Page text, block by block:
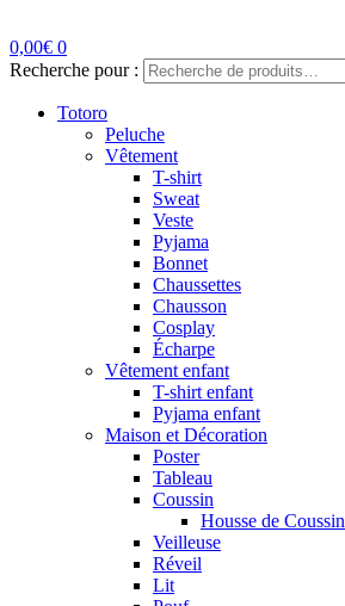
0,00€ 0
Recherche pour :
Totoro
Peluche
Vêtement
T-shirt
Sweat
Veste
Pyjama
Bonnet
Chaussettes
Chausson
Cosplay
Écharpe
Vêtement enfant
T-shirt enfant
Pyjama enfant
Maison et Décoration
Poster
Tableau
Coussin
Housse de Coussin
Veilleuse
Réveil
Lit